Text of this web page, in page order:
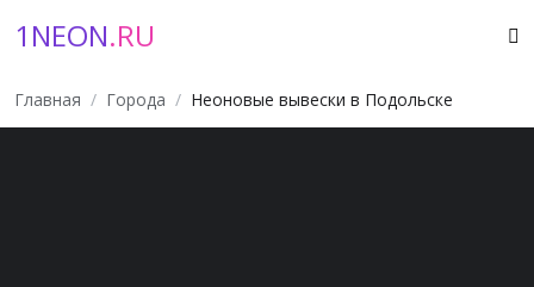
1NEON.RU
Главная Города Неоновые вывески в Подольске